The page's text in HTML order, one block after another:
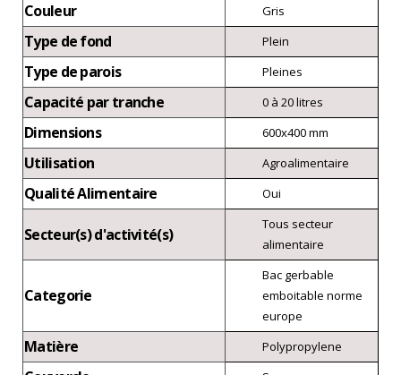
Couleur Gris
Type de fond Plein
Type de parois Pleines
Capacité par tranche 0 à 20 litres
Dimensions 600x400 mm
Utilisation Agroalimentaire
Qualité Alimentaire Oui
Secteur(s) d'activité(s)
Tous secteur
alimentaire
Categorie
Bac gerbable
emboitable norme
europe
Matière Polypropylene